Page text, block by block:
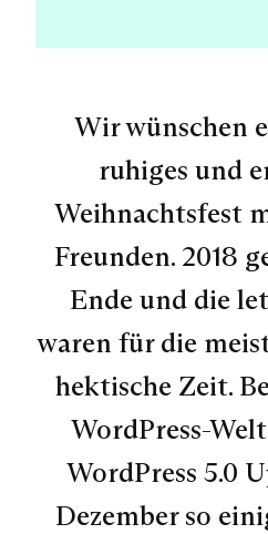
Wir wünschen
ruhiges und
Weihnachtsfest
Freunden. 2018
Ende und die
waren für die
hektische Zeit.
WordPress-
WordPress 5.0
Dezember so